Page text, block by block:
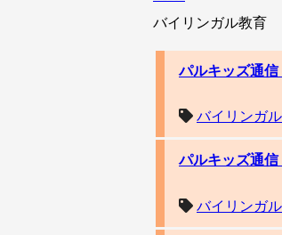
バイリンガル教育
パルキッズ通
バイリンガ
パルキッズ通信
バイリンガ